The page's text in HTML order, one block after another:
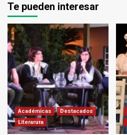
Te pueden interesar
Académicas
Destacados
Literarura